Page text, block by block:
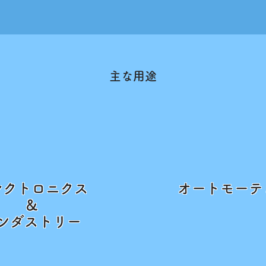
​主な用途
トロニクス
＆
ダストリー
オートモー